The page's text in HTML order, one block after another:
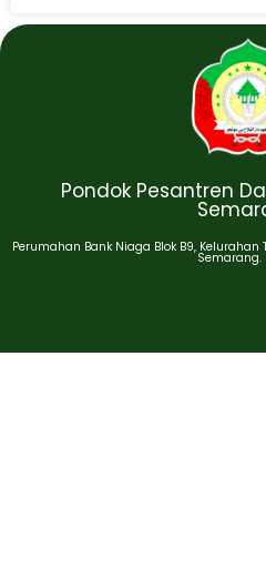
Pondok Pesantren
Perumahan Bank Niaga Blok B9,
Semarang.